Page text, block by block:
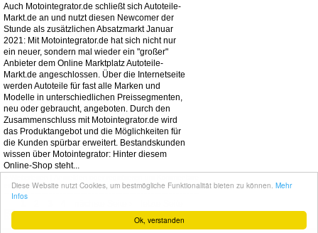
Ok, verstanden
Diese Website nutzt Cookies, um bestmögliche Funktionalität bieten zu können. Mehr
Infos
Auch Motointegrator.de schließt sich Autoteile-
Markt.de an und nutzt diesen Newcomer der
Stunde als zusätzlichen Absatzmarkt Januar
2021: Mit Motointegrator.de hat sich nicht nur
ein neuer, sondern mal wieder ein "großer"
Anbieter dem Online Marktplatz Autoteile-
Markt.de angeschlossen. Über die Internetseite
werden Autoteile für fast alle Marken und
Modelle in unterschiedlichen Preissegmenten,
neu oder gebraucht, angeboten. Durch den
Zusammenschluss mit Motointegrator.de wird
das Produktangebot und die Möglichkeiten für
die Kunden spürbar erweitert. Bestandskunden
wissen über Motointegrator: Hinter diesem
Online-Shop steht...
einzutragen - 5171 Zeichen in dieser Pressemeldung